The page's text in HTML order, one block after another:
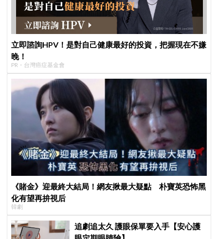
立即諮詢HPV！是對自己健康最好的投資，把握現在不嫌
晚！
PR・台灣癌症基金會
《賭金》迎最終大結局！網友揪最大疑點 朴寶英恐怖黑
化有望再拚視后
韓劇
追劇追太久 護眼保單要入手【安心護